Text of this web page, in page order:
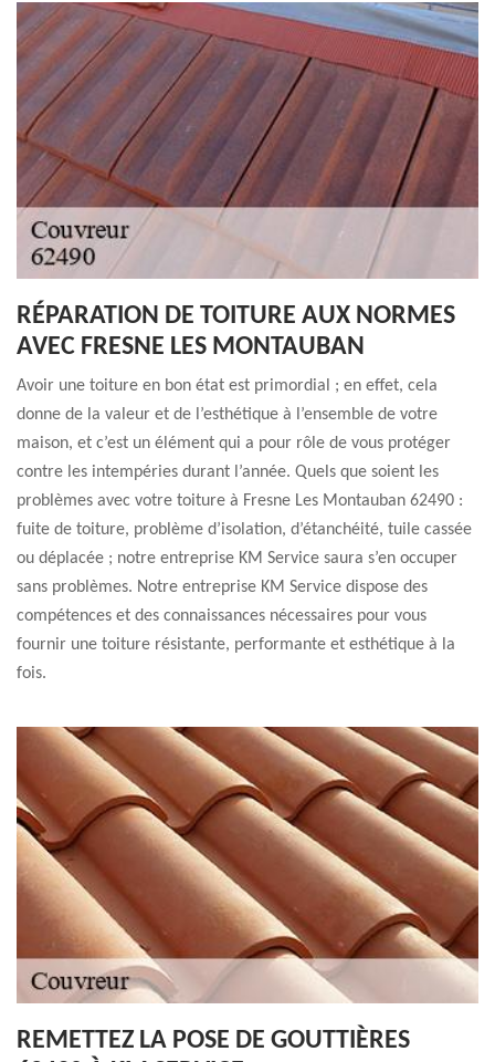
RÉPARATION DE TOITURE AUX NORMES
AVEC FRESNE LES MONTAUBAN
Avoir une toiture en bon état est primordial ; en effet, cela
donne de la valeur et de l’esthétique à l’ensemble de votre
maison, et c’est un élément qui a pour rôle de vous protéger
contre les intempéries durant l’année. Quels que soient les
problèmes avec votre toiture à Fresne Les Montauban 62490 :
fuite de toiture, problème d’isolation, d’étanchéité, tuile cassée
ou déplacée ; notre entreprise KM Service saura s’en occuper
sans problèmes. Notre entreprise KM Service dispose des
compétences et des connaissances nécessaires pour vous
fournir une toiture résistante, performante et esthétique à la
fois.
REMETTEZ LA POSE DE GOUTTIÈRES